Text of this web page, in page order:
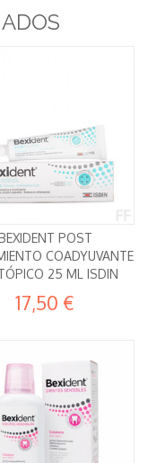
BEXIDENT POST
COADYUVANTE
25 ML ISDIN
17,50 €